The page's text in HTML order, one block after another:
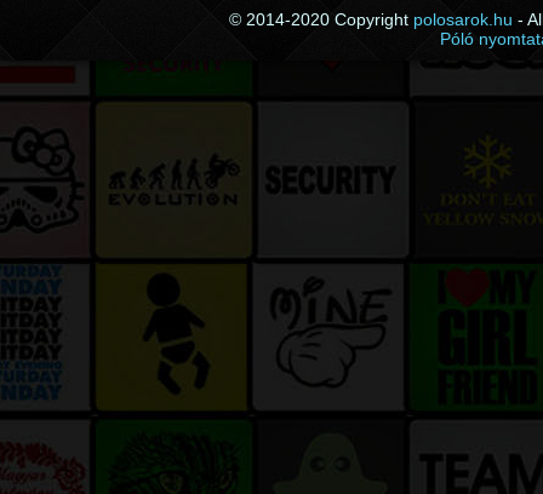
© 2014-2020 Copyright polosarok.hu -
Póló